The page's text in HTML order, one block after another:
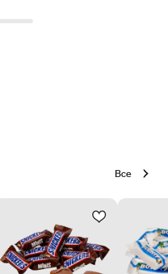
Все